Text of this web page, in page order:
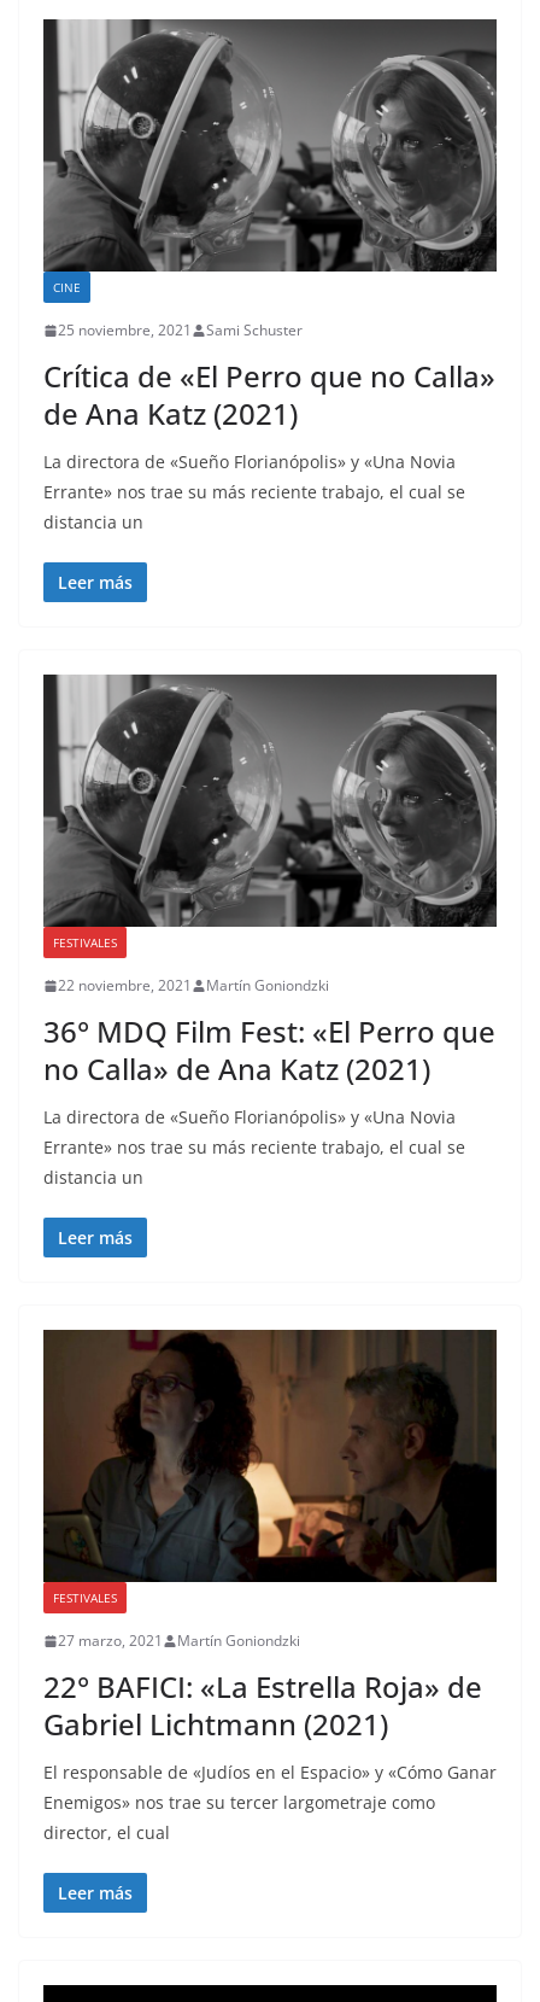
CINE
25 noviembre, 2021 Sami Schuster
Crítica de «El Perro que no Calla»
de Ana Katz (2021)
La directora de «Sueño Florianópolis» y «Una Novia
Errante» nos trae su más reciente trabajo, el cual se
distancia un
Leer más
FESTIVALES
22 noviembre, 2021 Martín Goniondzki
36° MDQ Film Fest: «El Perro que
no Calla» de Ana Katz (2021)
La directora de «Sueño Florianópolis» y «Una Novia
Errante» nos trae su más reciente trabajo, el cual se
distancia un
Leer más
FESTIVALES
27 marzo, 2021 Martín Goniondzki
22° BAFICI: «La Estrella Roja» de
Gabriel Lichtmann (2021)
El responsable de «Judíos en el Espacio» y «Cómo Ganar
Enemigos» nos trae su tercer largometraje como
director, el cual
Leer más